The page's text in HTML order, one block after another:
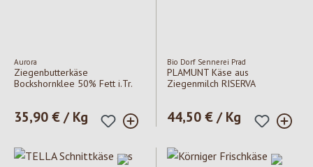
Aurora
Ziegenbutterkäse
Bockshornklee 50% Fett i.Tr.
Regulärer Preis:
35,90 € / Kg
Bio Dorf Sennerei Prad
PLAMUNT Käse aus
Ziegenmilch RISERVA
Regulärer Preis:
44,50 € / Kg